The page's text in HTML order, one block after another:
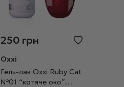
250 грн
Oxxi
Гель-лак Oxxi Ruby Cat
№01 “котяче око”